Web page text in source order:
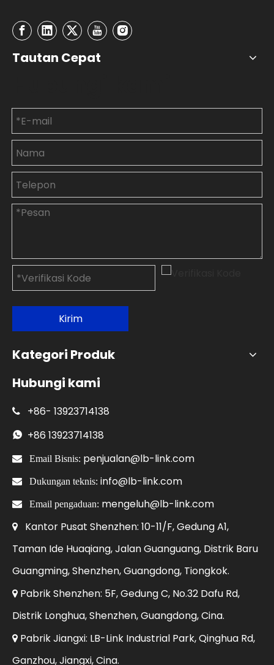
Tautan Cepat
Kirim
Kategori Produk
Hubungi kami
 +86- 13923714138
 +86 13923714138
 Email Bisnis: penjualan@lb-link.com
 Dukungan teknis: info@lb-link.com
 Email pengaduan: mengeluh@lb-link.com
 Kantor Pusat Shenzhen: 10-11/F, Gedung A1,
Taman Ide Huaqiang, Jalan Guanguang, Distrik Baru
Guangming, Shenzhen, Guangdong, Tiongkok.
 Pabrik Shenzhen: 5F, Gedung C, No.32 Dafu Rd,
Distrik Longhua, Shenzhen, Guangdong, Cina.
 Pabrik Jiangxi: LB-Link Industrial Park, Qinghua Rd,
Ganzhou, Jiangxi, Cina.